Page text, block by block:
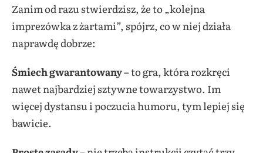
Zanim od razu stwierdzisz, że to „kolejna
imprezówka z żartami”, spójrz, co w niej działa
naprawdę dobrze:
Śmiech gwarantowany –to gra, która rozkręci
nawet najbardziej sztywne towarzystwo. Im
więcej dystansu i poczucia humoru, tym lepiej się
bawicie.